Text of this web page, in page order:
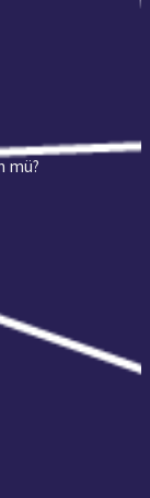
mü?